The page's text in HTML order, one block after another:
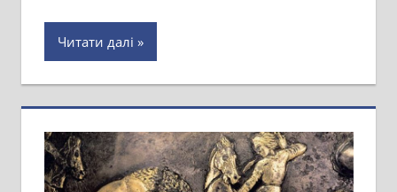
Читати далі